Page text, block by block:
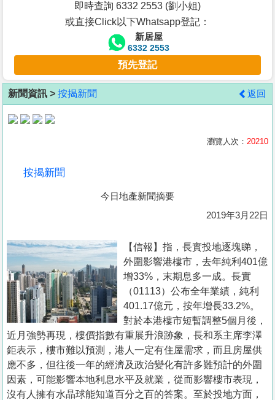
客
地
產
業
手
冊
關
於
我
們
即時查詢 6332 2553 (劉小姐)
或直接Click以下Whatsapp登記：
新居屋
6332 2553
預先登記
新聞資訊 > 按揭新聞 返回
瀏覽人次： 20210
按揭新聞
今日地產新聞摘要
2019年3月22日
【信報】指，長實投地逐塊睇，
外圍影響港樓市，去年純利401億
增33%，末期息多一成。長實
（01113）公布全年業績，純利
401.17億元，按年增長33.2%。
對於本港樓市短暫調整5個月後，
近月強勢再現，樓價指數有重展升浪跡象，長和系主席李澤
鉅表示，樓市難以預測，港人一定有住屋需求，而且房屋供
應不多，但往後一年的經濟及政治變化有許多難預計的外圍
因素，可能影響本地利息水平及就業，從而影響樓市表現，
沒有人擁有水晶球能知道百分之百的答案。至於投地方面，